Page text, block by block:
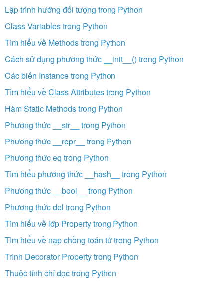
Lập trình hướng đối tượng trong Python
Class Variables trong Python
Tìm hiểu về Methods trong Python
Cách sử dụng phương thức __init__() trong Python
Các biến Instance trong Python
Tìm hiểu về Class Attributes trong Python
Hàm Static Methods trong Python
Phương thức __str__ trong Python
Phương thức __repr__ trong Python
Phương thức eq trong Python
Tìm hiểu phương thức __hash__ trong Python
Phương thức __bool__ trong Python
Phương thức del trong Python
Tìm hiểu về lớp Property trong Python
Tìm hiểu về nạp chồng toán tử trong Python
Trình Decorator Property trong Python
Thuộc tính chỉ đọc trong Python